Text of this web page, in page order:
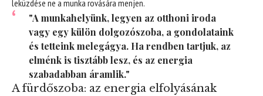
leküzdése ne a munka rovására menjen.
"A munkahelyünk, legyen az otthoni iroda
vagy egy külön dolgozószoba, a gondolataink
és tetteink melegágya. Ha rendben tartjuk, az
elménk is tisztább lesz, és az energia
szabadabban áramlik."
A fürdőszoba: az energia elfolyásának